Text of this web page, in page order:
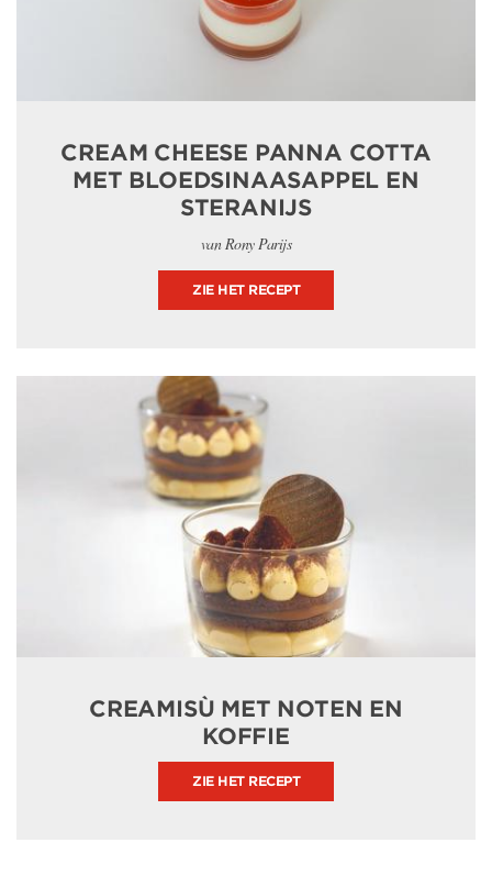
CREAM CHEESE PANNA COTTA
MET BLOEDSINAASAPPEL EN
STERANIJS
van Rony Parijs
ZIE HET RECEPT
CREAMISÙ MET NOTEN EN
KOFFIE
ZIE HET RECEPT